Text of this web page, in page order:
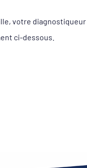
votre
ci-dessous.